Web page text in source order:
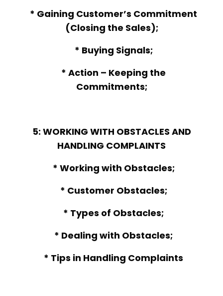
* Gaining Customer’s Commitment
(Closing the Sales);
* Buying Signals;
* Action – Keeping the
Commitments;
5: WORKING WITH OBSTACLES AND
HANDLING COMPLAINTS
* Working with Obstacles;
* Customer Obstacles;
* Types of Obstacles;
* Dealing with Obstacles;
* Tips in Handling Complaints